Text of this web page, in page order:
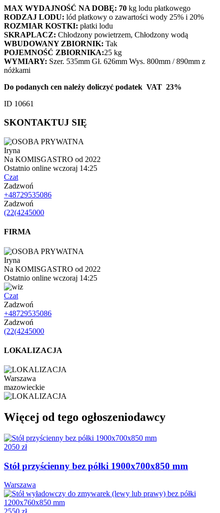
MAX WYDAJNOŚĆ NA DOBĘ: 70 kg lodu płatkowego
RODZAJ LODU: lód płatkowy o zawartości wody 25% i 20%
ROZMIAR KOSTKI: płatki lodu
SKRAPLACZ: Chłodzony powietrzem, Chłodzony wodą
WBUDOWANY ZBIORNIK: Tak
POJEMNOŚĆ ZBIORNIKA:25 kg
WYMIARY: Szer. 535mm Gł. 626mm Wys. 800mm / 890mm z
nóżkami
Do podanych cen należy doliczyć podatek VAT 23%
ID 10661
SKONTAKTUJ SIĘ
Iryna
Na KOMISGASTRO od 2022
Ostatnio online wczoraj 14:25
Czat
Zadzwoń
+48729535086
Zadzwoń
(22(4245000
FIRMA
Iryna
Na KOMISGASTRO od 2022
Ostatnio online wczoraj 14:25
Czat
Zadzwoń
+48729535086
Zadzwoń
(22(4245000
LOKALIZACJA
Warszawa
mazowieckie
Więcej od tego ogłoszeniodawcy
2050 zł
Stół przyścienny bez półki 1900x700x850 mm
Warszawa